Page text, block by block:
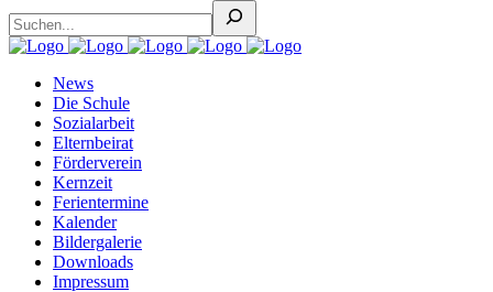
News
Die Schule
Sozialarbeit
Elternbeirat
Förderverein
Kernzeit
Ferientermine
Kalender
Bildergalerie
Downloads
Impressum